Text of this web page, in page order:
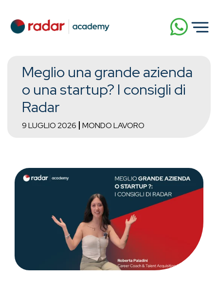
Meglio una grande azienda
o una startup? I consigli di
Radar
9 LUGLIO 2026 MONDO LAVORO